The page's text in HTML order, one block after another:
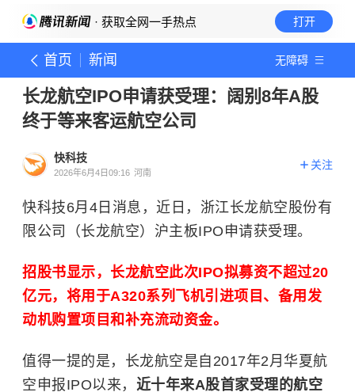
· 获取全网一手热点 打开
首页 新闻 无障碍
长龙航空IPO申请获受理：阔别8年A股
终于等来客运航空公司
快科技
2026年6月4日09:16 河南
关注
快科技6月4日消息，近日，浙江长龙航空股份有
限公司（长龙航空）沪主板IPO申请获受理。
招股书显示，长龙航空此次IPO拟募资不超过20
亿元，将用于A320系列飞机引进项目、备用发
动机购置项目和补充流动资金。
值得一提的是，长龙航空是自2017年2月华夏航
空申报IPO以来， 近十年来A股首家受理的航空